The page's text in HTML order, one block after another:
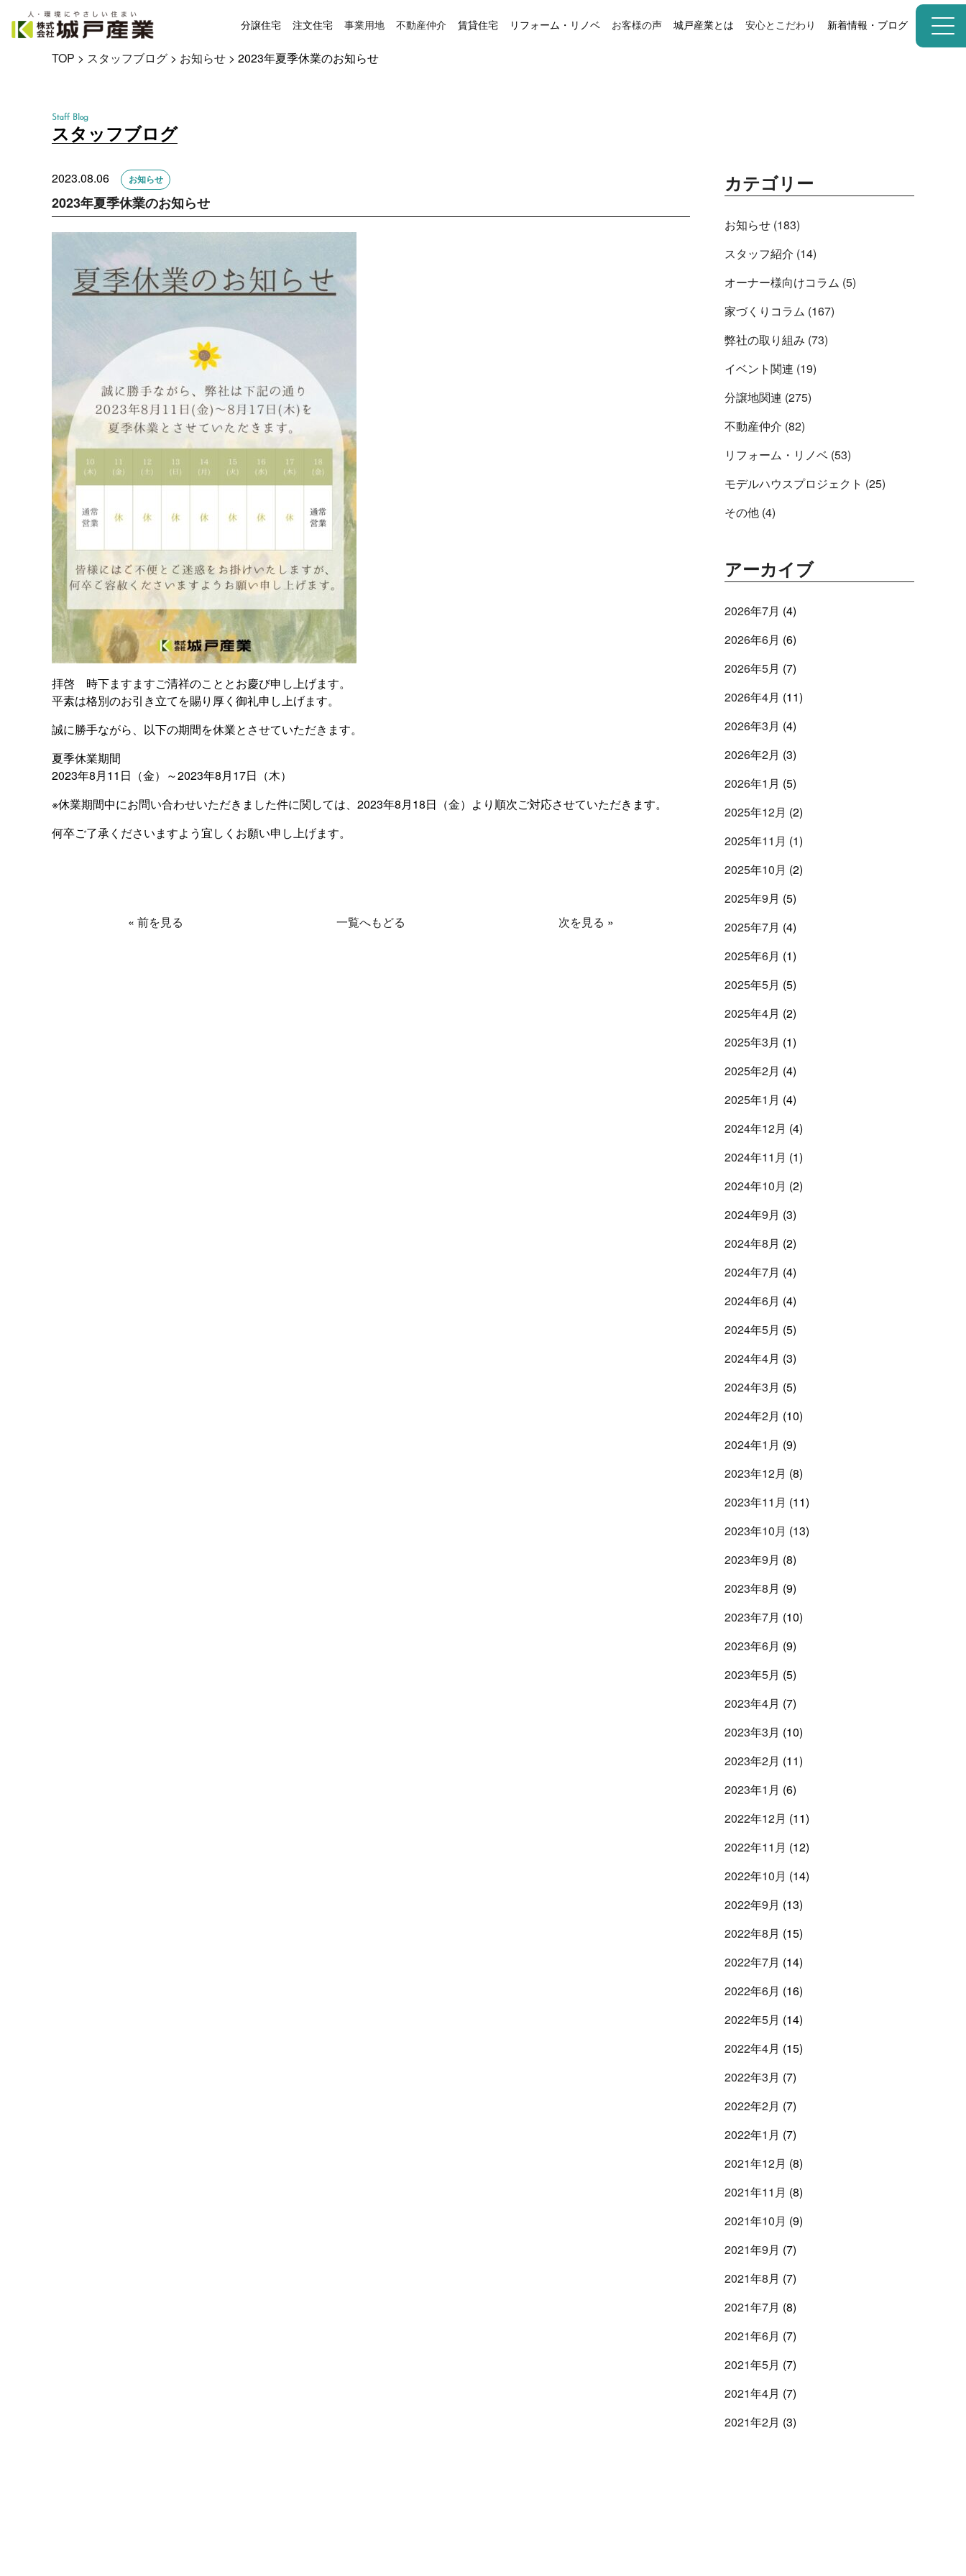
分譲住宅 注文住宅 事業用地 不動産仲介 賃貸住宅 リフォーム・リノベ お客様の声 城戸産業とは 安心とこだわり 新着情報・ブログ
TOP > スタッフブログ > お知らせ > 2023年夏季休業のお知らせ
Staff Blog
スタッフブログ
2023.08.06 お知らせ
2023年夏季休業のお知らせ
拝啓 時下ますますご清祥のこととお慶び申し上げます。
平素は格別のお引き立てを賜り厚く御礼申し上げます。
誠に勝手ながら、以下の期間を休業とさせていただきます。
夏季休業期間
2023年8月11日（金）～2023年8月17日（木）
※休業期間中にお問い合わせいただきました件に関しては、2023年8月18日（金）より順次ご対応させていただきます。
何卒ご了承くださいますよう宜しくお願い申し上げます。
«前を見る 一覧へもどる 次を見る »
カテゴリー
お知らせ (183)
スタッフ紹介 (14)
オーナー様向けコラム (5)
家づくりコラム (167)
弊社の取り組み (73)
イベント関連 (19)
分譲地関連 (275)
不動産仲介 (82)
リフォーム・リノベ (53)
モデルハウスプロジェクト (25)
その他 (4)
アーカイブ
2026年7月 (4)
2026年6月 (6)
2026年5月 (7)
2026年4月 (11)
2026年3月 (4)
2026年2月 (3)
2026年1月 (5)
2025年12月 (2)
2025年11月 (1)
2025年10月 (2)
2025年9月 (5)
2025年7月 (4)
2025年6月 (1)
2025年5月 (5)
2025年4月 (2)
2025年3月 (1)
2025年2月 (4)
2025年1月 (4)
2024年12月 (4)
2024年11月 (1)
2024年10月 (2)
2024年9月 (3)
2024年8月 (2)
2024年7月 (4)
2024年6月 (4)
2024年5月 (5)
2024年4月 (3)
2024年3月 (5)
2024年2月 (10)
2024年1月 (9)
2023年12月 (8)
2023年11月 (11)
2023年10月 (13)
2023年9月 (8)
2023年8月 (9)
2023年7月 (10)
2023年6月 (9)
2023年5月 (5)
2023年4月 (7)
2023年3月 (10)
2023年2月 (11)
2023年1月 (6)
2022年12月 (11)
2022年11月 (12)
2022年10月 (14)
2022年9月 (13)
2022年8月 (15)
2022年7月 (14)
2022年6月 (16)
2022年5月 (14)
2022年4月 (15)
2022年3月 (7)
2022年2月 (7)
2022年1月 (7)
2021年12月 (8)
2021年11月 (8)
2021年10月 (9)
2021年9月 (7)
2021年8月 (7)
2021年7月 (8)
2021年6月 (7)
2021年5月 (7)
2021年4月 (7)
2021年2月 (3)